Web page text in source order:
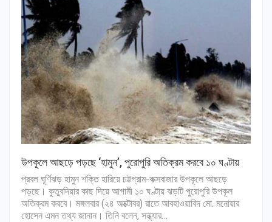
উপকূলে আছড়ে পড়ছে ‘হামুন’, পুরোপুরি অতিক্রম করবে ১০ ঘণ্টায়
প্রবল ঘূর্ণিঝড় হামুন শক্তি হারিয়ে চট্টগ্রাম-কক্সবাজার উপকূলে আছড়ে
পড়ছে। কুতুবদিয়ার কাছ দিয়ে আগামী ১০ ঘণ্টায় ঝড়টি পুরোপুরি উপকূল
অতিক্রম করবে। মঙ্গলবার (২৪ অক্টোবর) রাতে আবহাওয়াবিদ মো. মনোয়ার
হোসেন এমন তথ্য জানান। তিনি বলেন, সন্ধ্যার…